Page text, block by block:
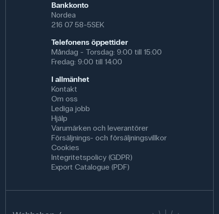
Bankkonto
Nordea
216 07 58-5SEK
Telefonens öppettider
Måndag - Torsdag: 9:00 till 15:00
Fredag: 9:00 till 14:00
I allmänhet
Kontakt
Om oss
Lediga jobb
Hjälp
Varumärken och leverantörer
Försäljnings- och försäljningsvillkor
Cookies
Integritetspolicy (GDPR)
Export Catalogue (PDF)